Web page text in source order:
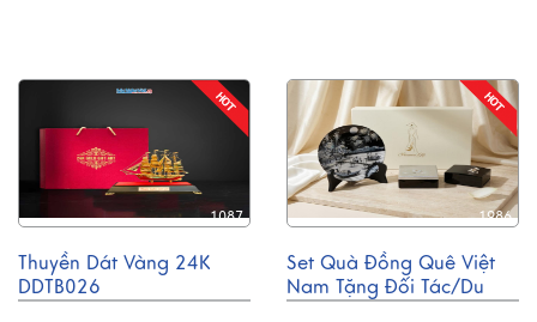
1087
Thuyền Dát Vàng 24K
DDTB026
1986
Set Quà Đồng Quê Việt
Nam Tặng Đối Tác/Du